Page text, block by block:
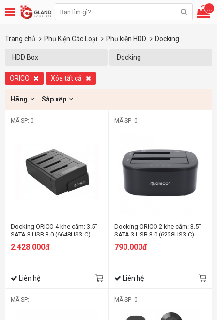
...
Trang chủ Phụ Kiện Các Loại Phụ kiện HDD Docking
HDD Box Docking
ORICO Xóa tất cả
Hãng Sắp xếp
MÃ SP: 0
Docking ORICO 4 khe cắm: 3.5"
SATA 3 USB 3.0 (6648US3-C)
2.428.000đ
Liên hệ
MÃ SP: 0
Docking ORICO 2 khe cắm: 3.5"
SATA 3 USB 3.0 (6228US3-C)
790.000đ
Liên hệ
MÃ SP: MÃ SP: 0